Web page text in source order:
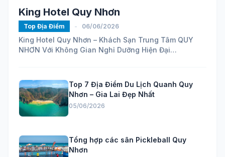
King Hotel Quy Nhơn
Top Địa Điểm - 06/06/2026
King Hotel Quy Nhơn – Khách Sạn Trung Tâm QUY
NHƠN Với Không Gian Nghỉ Dưỡng Hiện Đại
Top 7 Địa Điểm Du Lịch Quanh Quy
Nhơn – Gia Lai Đẹp Nhất
05/06/2026
Tổng hợp các sân Pickleball Quy
Nhơn